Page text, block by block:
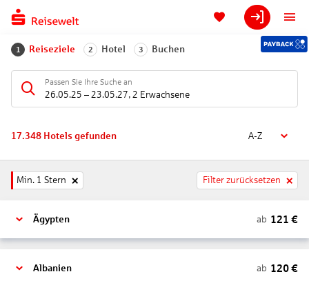
1 Reiseziele 2 Hotel 3 Buchen
Passen Sie Ihre Suche an
26.05.25 – 23.05.27, 2 Erwachsene
17.348 Hotels gefunden A-Z
Min. 1 Stern Filter zurücksetzen
Ägypten ab 121 €
Albanien ab 120€